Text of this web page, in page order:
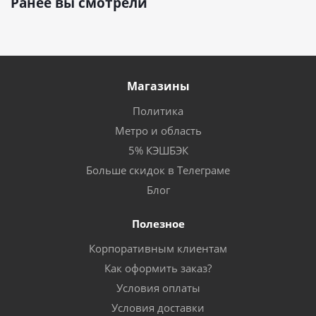
Магазины
Политика
Метро и область
5% КЭШБЭК
Больше скидок в Телеграме
Блог
Полезное
Корпоративным клиентам
Как оформить заказ?
Условия оплаты
Условия доставки